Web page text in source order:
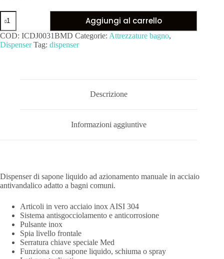
Aggiungi al carrello
COD: ICDJ0031BMD Categorie: Attrezzature bagno,
Dispenser Tag: dispenser
Descrizione
Informazioni aggiuntive
Dispenser di sapone liquido ad azionamento manuale in acciaio
antivandalico adatto a bagni comuni.
Articoli in vero acciaio inox AISI 304
Sistema antisgocciolamento e anticorrosione
Pulsante inox
Spia livello frontale
Serratura chiave speciale Med
Funziona con sapone liquido, schiuma o spray